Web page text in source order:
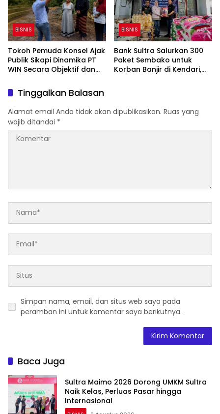
BISNIS
Tokoh Pemuda Konsel Ajak
Publik Sikapi Dinamika PT
WIN Secara Objektif dan
BISNIS
Bank Sultra Salurkan 300
Paket Sembako untuk
Korban Banjir di Kendari,
Tinggalkan Balasan
Alamat email Anda tidak akan dipublikasikan. Ruas yang
wajib ditandai *
Simpan nama, email, dan situs web saya pada
peramban ini untuk komentar saya berikutnya.
Baca Juga
Sultra Maimo 2026 Dorong UMKM Sultra
Naik Kelas, Perluas Pasar hingga
Internasional